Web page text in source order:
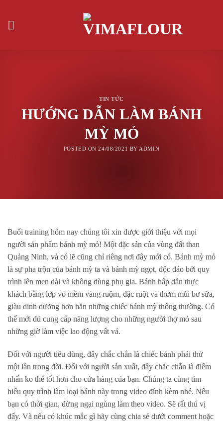
content
TIN TỨC
HƯỚNG DẪN LÀM BÁNH
MỲ MỎ
POSTED ON24/08/2021 BY ADMIN
Buổi training hôm nay chúng tôi xin được giới thiệu với mọi
người sản phẩm bánh mỳ mỏ! Một đặc sản của vùng đất than
Quảng Ninh, và có lẽ cũng chỉ riêng nơi đây mới có. Bánh mỳ mỏ
là sự pha trộn của bánh mỳ ta và bánh mỳ ngọt, độc đáo bởi quy
trình lên men dài và không dùng phụ gia. Bánh hấp dẫn thực
khách bằng lớp vỏ mềm vàng ruộm, đặc ruột và thơm mùi bơ sữa,
giàu dinh dưỡng hơn hẳn những chiếc bánh mỳ thông thường. Có
thế mới đủ cung cấp năng lượng cho những người thợ mỏ sau
những giờ làm việc lao động vất vả.
Đối với người tiêu dùng, đây chắc chắn là chiếc bánh phải thử
một lần trong đời. Đối với người sản xuất, đây chắc chắn là điểm
nhấn ko thể tốt hơn cho cửa hàng của bạn. Chúng ta cùng tìm
hiểu quy trình làm loại bánh này trong video đính kèm nhé. Nếu
bạn có thời gian, đừng ngại ngùng làm theo video. Sẽ rất thú vị
đấy. Và nếu có khúc mắc gì hãy cùng chia sẻ dưới comment hoặc